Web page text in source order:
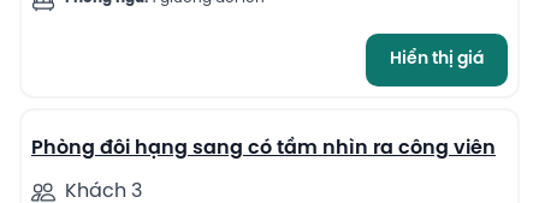
Hiển thị giá
4
Phòng đôi hạng sang có tầm nhìn ra công viên
Khách 3